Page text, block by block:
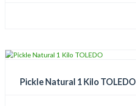
Pickle Natural 1 Kilo TOLEDO